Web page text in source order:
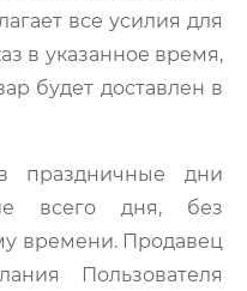
все усилия для
в указанное время,
будет доставлен в
праздничные дни
всего дня, без
времени. Продавец
Пользователя